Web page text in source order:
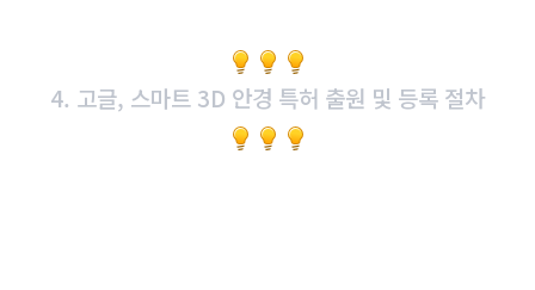
4. 고글, 스마트 3D 안경 특허 출원 및 등록 절차